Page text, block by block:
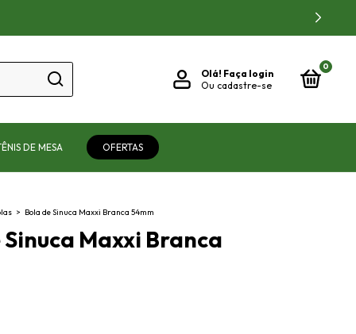
Olá! Faça login
Ou cadastre-se
0
DE MESA OFERTAS
> Bola de Sinuca Maxxi Branca 54mm
Sinuca Maxxi Branca